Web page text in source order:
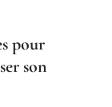
pour
son